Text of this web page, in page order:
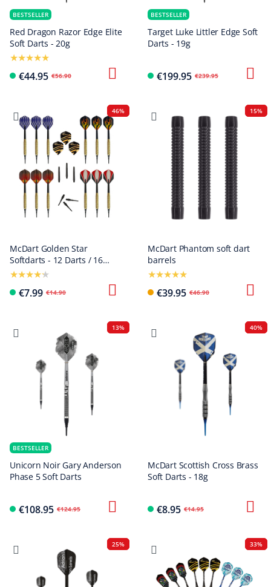
BESTSELLER
Red Dragon Razor Edge Elite
Soft Darts - 20g
€44.95 €56.90
BESTSELLER
Target Luke Littler Edge Soft
Darts - 19g
€199.95 €239.95
46%
McDart Golden Star
Softdarts - 12 Darts / 16
Gramm
€7.99 €14.90
15%
McDart Phantom soft dart
barrels
€39.95 €46.90
13%
BESTSELLER
Unicorn Noir Gary Anderson
Phase 5 Soft Darts
€108.95 €124.95
40%
McDart Scottish Cross Brass
Soft Darts - 18g
€8.95 €14.95
25% 33%